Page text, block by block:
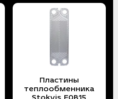
Пластины
теплообменника